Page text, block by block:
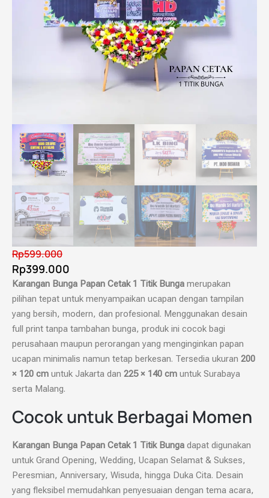
Rp599.000
Rp399.000
Karangan Bunga Papan Cetak 1 Titik Bunga merupakan
pilihan tepat untuk menyampaikan ucapan dengan tampilan
yang bersih, modern, dan profesional. Menggunakan desain
full print tanpa tambahan bunga, produk ini cocok bagi
perusahaan maupun perorangan yang menginginkan papan
ucapan minimalis namun tetap berkesan. Tersedia ukuran 200
× 120 cm untuk Jakarta dan 225 × 140 cm untuk Surabaya
serta Malang.
Cocok untuk Berbagai Momen
Karangan Bunga Papan Cetak 1 Titik Bunga dapat digunakan
untuk Grand Opening, Wedding, Ucapan Selamat & Sukses,
Peresmian, Anniversary, Wisuda, hingga Duka Cita. Desain
yang fleksibel memudahkan penyesuaian dengan tema acara,